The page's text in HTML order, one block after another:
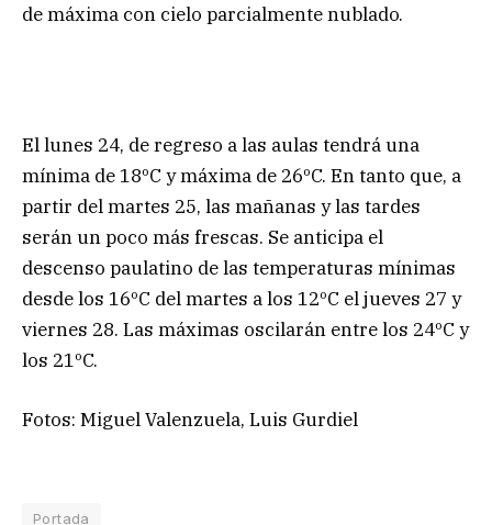
de máxima con cielo parcialmente nublado.
El lunes 24, de regreso a las aulas tendrá una
mínima de 18ºC y máxima de 26ºC. En tanto que, a
partir del martes 25, las mañanas y las tardes
serán un poco más frescas. Se anticipa el
descenso paulatino de las temperaturas mínimas
desde los 16ºC del martes a los 12ºC el jueves 27 y
viernes 28. Las máximas oscilarán entre los 24ºC y
los 21ºC.
Fotos: Miguel Valenzuela, Luis Gurdiel
Portada